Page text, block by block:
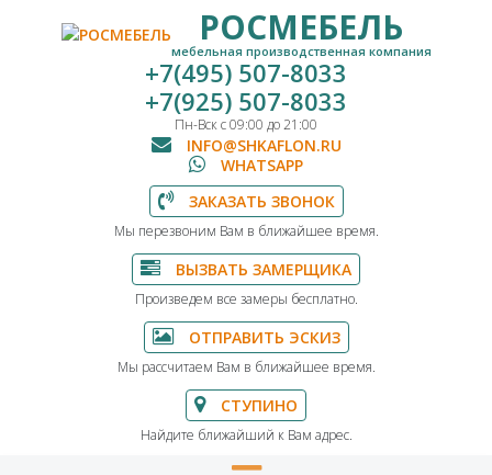
РОСМЕБЕЛЬ
мебельная производственная компания
+7(495) 507-8033
+7(925) 507-8033
Пн-Вск с 09:00 до 21:00
INFO@SHKAFLON.RU
WHATSAPP
ЗАКАЗАТЬ ЗВОНОК
Мы перезвоним Вам в ближайшее время.
ВЫЗВАТЬ ЗАМЕРЩИКА
Произведем все замеры бесплатно.
ОТПРАВИТЬ ЭСКИЗ
Мы рассчитаем Вам в ближайшее время.
СТУПИНО
Найдите ближайший к Вам адрес.